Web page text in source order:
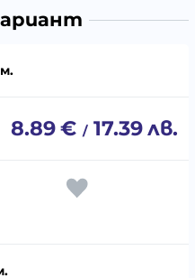
8.89€ / 17.39лв.